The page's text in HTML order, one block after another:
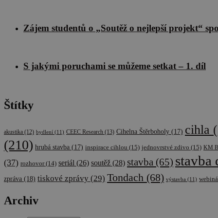
Zájem studentů o „Soutěž o nejlepší projekt“
S jakými poruchami se můžeme setkat – 1. díl
Štítky
akustika (12) bydlení (11) CEEC Research (13) Cihelna Štěrboholy (17) cihla
(210) hrubá stavba (17) inspirace cihlou (15) jednovrstvé zdivo (15) KM
(37) rozhovor(14) seriál (26) soutěž (28) stavba (65) stavba
zpráva (18) tiskové zprávy (29) Tondach (68) výstavba (11)
Archiv
sid
sid
.cscm.cz
Platform